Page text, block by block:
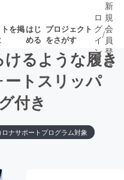
を掲はじ
める
プロジェクト
をさがす
募集終了が近いプ
ロジェクト
ロ
グ
イ
ン
/
新
規
会
員
登
録
けるような履き
ートスリッパ
付き
ロナサポートプログラム対象